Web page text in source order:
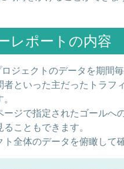
レポートの内容
ジェクトのデータを期間毎
者といった主だったトラフ
ージで指定されたゴールへ
ることもできます。
ト全体のデータを俯瞰して